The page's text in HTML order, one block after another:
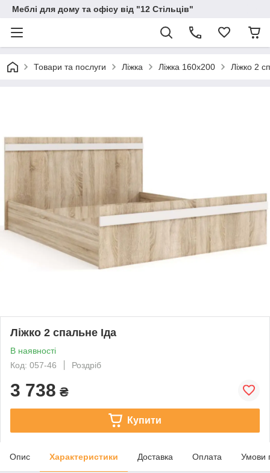
Меблі для дому та офісу від "12 Стільців"
Товари та послуги Ліжка Ліжка 160х200 Ліжко 2
Ліжко 2 спальне Іда
В наявності
Код: 057-46
Роздріб
3 738 ₴
Купити
Опис Характеристики Доставка Оплата Умови